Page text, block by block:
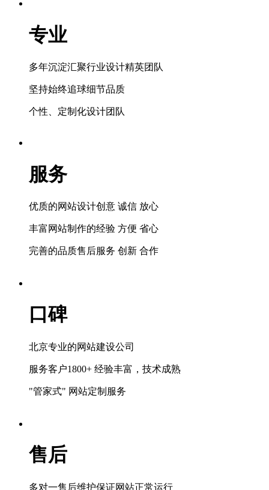
专业
多年沉淀汇聚行业设计精英团队
坚持始终追球细节品质
个性、定制化设计团队
服务
优质的网站设计创意 诚信 放心
丰富网站制作的经验 方便 省心
完善的品质售后服务 创新 合作
口碑
北京专业的网站建设公司
服务客户1800+ 经验丰富，技术成熟
"管家式" 网站定制服务
售后
多对一售后维护保证网站正常运行